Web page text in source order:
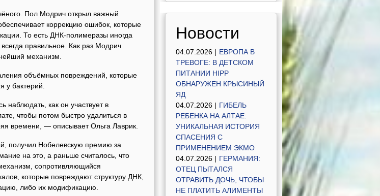
Пол Модрич открыл важный
коррекцию ошибок, которые
То есть ДНК-полимеразы иногда
правильное. Как раз Модрич
механизм.
объёмных повреждений, которые
у бактерий.
как он участвует в
чтобы потом быстро удалиться в
времени, — описывает Ольга Лаврик.
получил Нобелевскую премию за
на это, а раньше считалось, что
сопротивляющийся
которые повреждают структуру ДНК,
либо их модификацию.
Новости
04.07.2026 | ЕВРОПА В
ТРЕВОГЕ: В ДЕТСКОМ
ПИТАНИИ HIPP
ОБНАРУЖЕН КРЫСИНЫЙ
ЯД
04.07.2026 | ГИБЕЛЬ
РЕБЕНКА НА АЛТАЕ:
УНИКАЛЬНАЯ ИСТОРИЯ
СПАСЕНИЯ С
ПРИМЕНЕНИЕМ ЭКМО
04.07.2026 | ГЕРМАНИЯ:
ОТЕЦ ПЫТАЛСЯ
ОТРАВИТЬ ДОЧЬ, ЧТОБЫ
НЕ ПЛАТИТЬ АЛИМЕНТЫ